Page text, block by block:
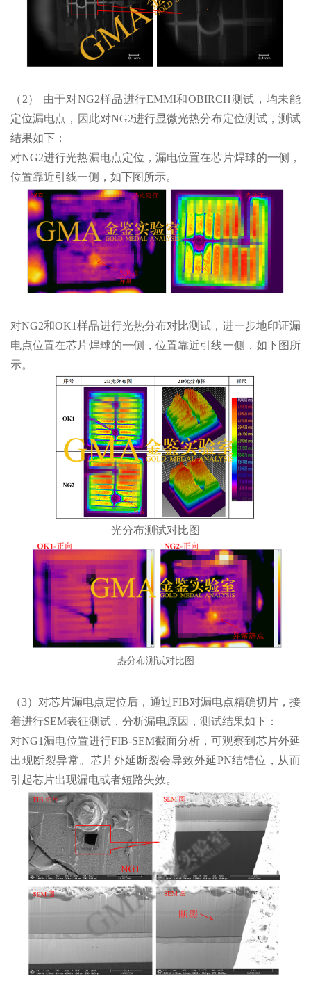
（2） 由于对NG2样品进行EMMI和OBIRCH测试，均未能
定位漏电点，因此对NG2进行显微光热分布定位测试，测试
结果如下：
对NG2进行光热漏电点定位，漏电位置在芯片焊球的一侧，
位置靠近引线一侧，如下图所示。
对NG2和OK1样品进行光热分布对比测试，进一步地印证漏
电点位置在芯片焊球的一侧，位置靠近引线一侧，如下图所
示。
光分布测试对比图
热分布测试对比图
（3）对芯片漏电点定位后，通过FIB对漏电点精确切片，接
着进行SEM表征测试，分析漏电原因，测试结果如下：
对NG1漏电位置进行FIB-SEM截面分析，可观察到芯片外延
出现断裂异常。芯片外延断裂会导致外延PN结错位，从而
引起芯片出现漏电或者短路失效。